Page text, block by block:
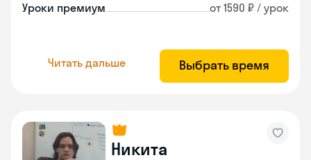
Уроки премиум от 1590 ₽ / урок
Читать дальше Выбрать время
Никита